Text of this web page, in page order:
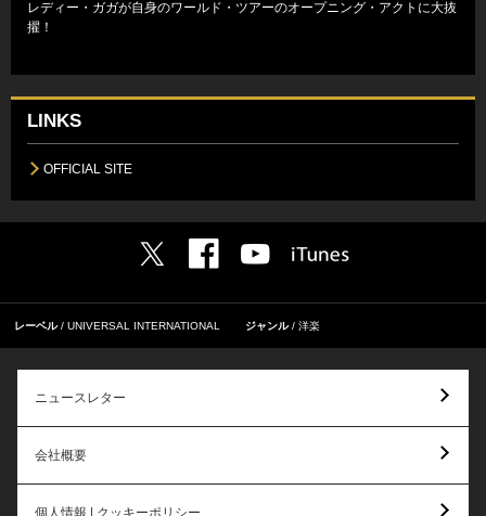
レディー・ガガが自身のワールド・ツアーのオープニング・アクトに大抜
擢！
LINKS
OFFICIAL SITE
レーベル UNIVERSAL INTERNATIONAL ジャンル 洋楽
ニュースレター
会社概要
個人情報 | クッキーポリシー